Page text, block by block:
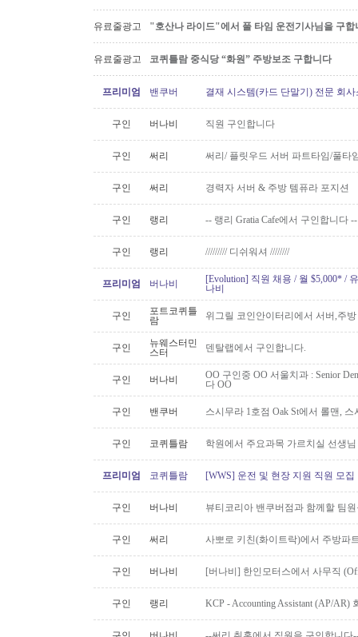
유료줄광고 "호산나 라이드"에서 풀 타임 운전기사님을 구합
유료줄광고 코퀴틀람 중식당 “화원” 주방보조 구합니다
프리미엄 밴쿠버 결재 시스템(카드 단말기) 전문 회
구인 버나비 직원 구인합니다
구인 써리 써리/ 플릿우드 서버 파트타임/풀타
구인 써리 경력자 서버 & 주방 템퓨라 포지션
구인 랭리 -- 랭리 Gratia Cafe에서 구인합니다 --
구인 랭리 ///////// 디쉬워셔 ////////
프리미엄 버나비
[Evolution] 직원 채용 / 월 $5,000* /
나비
구인
포트코퀴틀
람
위그릴 코인안이터리에서 서버,주
구인
뉴웨스터민
스터
덴탈랩에서 구인합니다.
구인 버나비
OO 구인중 OO 서울치과 : Senior
다 OO
구인 밴쿠버 스시무라 1호점 Oak St에서 롤맨,
구인 코퀴틀람 학원에서 주요과목 가르치실 선생
프리미엄 코퀴틀람 [WWS] 운전 및 현장 지원 직원 모집
구인 버나비 뷰티코리아 밴쿠버점과 함께할 팀
구인 써리 사뽀로 키친(화이트락)에서 주방파
구인 버나비 [버나비] 한인모터스에서 사무직
구인 랭리 KCP - Accounting Assistant (AP/